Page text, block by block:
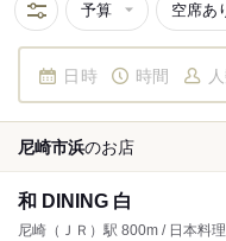
予算 空席あ
日時 時間
尼崎市浜のお店
和 DINING 白
尼崎（ＪＲ）駅 800m / 日本料